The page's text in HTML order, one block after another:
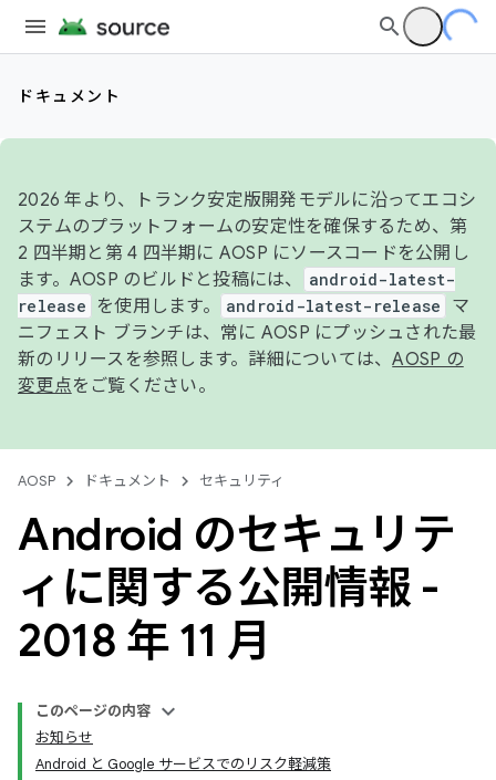
ドキュメント
2026 年より、トランク安定版開発モデルに沿ってエコシ
ステムのプラットフォームの安定性を確保するため、第
2 四半期と第 4 四半期に AOSP にソースコードを公開し
ます。AOSP のビルドと投稿には、
android-latest-
release
を使用します。 android-latest-release
マ
ニフェスト ブランチは、常に AOSP にプッシュされた最
新のリリースを参照します。詳細については、AOSP の
変更点をご覧ください。
AOSP ドキュメント セキュリティ
Android のセキュリテ
ィに関する公開情報 -
2018 年 11 月
このページの内容
お知らせ
Android と Google サービスでのリスク軽減策